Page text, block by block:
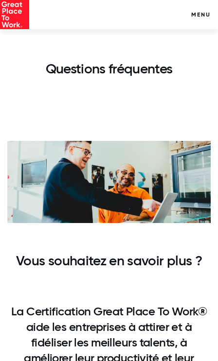
MENU
Questions fréquentes
Vous souhaitez en savoir plus ?
La Certification Great Place To Work®
aide les entreprises à attirer et à
fidéliser les meilleurs talents, à
améliorer leur productivité et leur